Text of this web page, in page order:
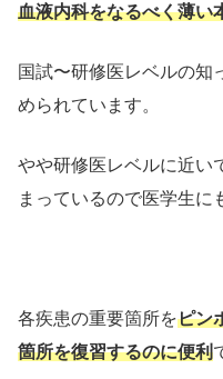
血液内科をなるべく薄い
国試〜研修医レベルの知
められています。
やや研修医レベルに近い
まっているので医学生に
各疾患の重要箇所をピン
箇所を復習するのに便利